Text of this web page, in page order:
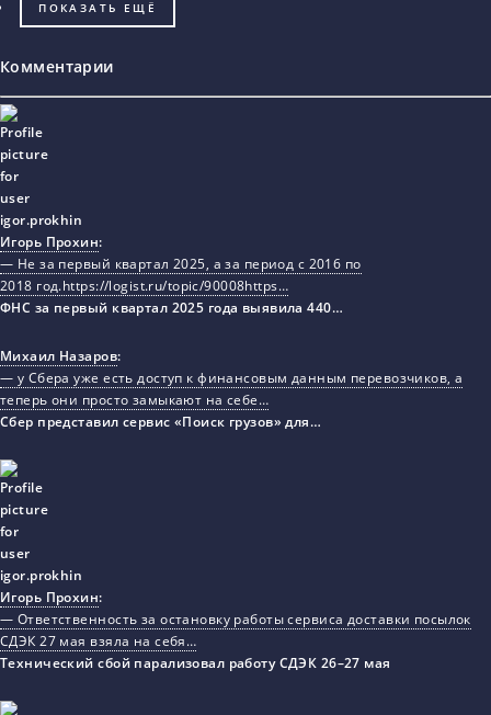
ПОКАЗАТЬ ЕЩЁ
Комментарии
Игорь Прохин:
— Не за первый квартал 2025, а за период с 2016 по
2018 год.https://logist.ru/topic/90008https…
ФНС за первый квартал 2025 года выявила 440…
Михаил Назаров:
— у Сбера уже есть доступ к финансовым данным перевозчиков, а
теперь они просто замыкают на себе…
Сбер представил сервис «Поиск грузов» для…
Игорь Прохин:
— Ответственность за остановку работы сервиса доставки посылок
СДЭК 27 мая взяла на себя…
Технический сбой парализовал работу СДЭК 26–27 мая